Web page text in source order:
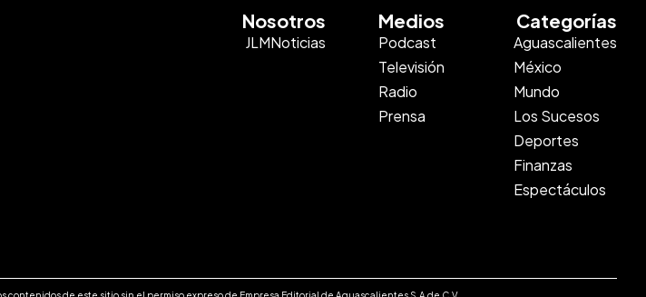
Nosotros
JLMNoticias
Medios
Podcast
Televisión
Radio
Prensa
Categorías
Aguascalientes
México
Mundo
Los Sucesos
Deportes
Finanzas
Espectáculos